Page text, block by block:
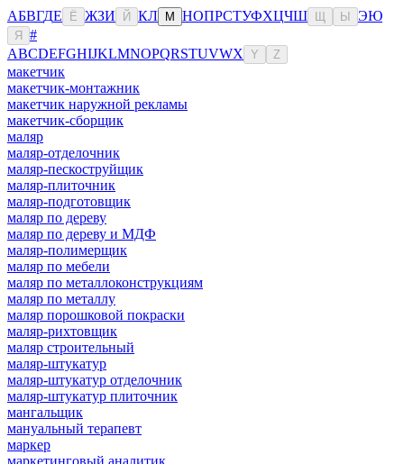
АБВГДЕ Ё ЖЗИ Й КЛ М НОПРСТУФХЦЧШ Ы ЭЮ
Я
#
ABCDEFGHIJKLMNOPQRSTUVWX Y Z
макетчик
макетчик-монтажник
макетчик наружной рекламы
макетчик-сборщик
маляр
маляр-отделочник
маляр-пескоструйщик
маляр-плиточник
маляр-подготовщик
маляр по дереву
маляр по дереву и МДФ
маляр-полимерщик
маляр по мебели
маляр по металлоконструкциям
маляр по металлу
маляр порошковой покраски
маляр-рихтовщик
маляр строительный
маляр-штукатур
маляр-штукатур отделочник
маляр-штукатур плиточник
мангальщик
мануальный терапевт
маркер
маркетинговый аналитик